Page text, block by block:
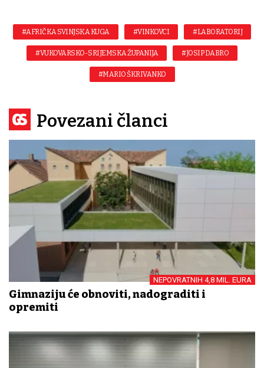
#AFRIČKA SVINJSKA KUGA #VINKOVCI #LABORATORIJ
#VUKOVARSKO-SRIJEMSKA ŽUPANIJA #JOSIP DABRO
#MARIO ŠKRIVANKO
Povezani članci
NEPOVRATNIH 4,8 MIL. EURA
Gimnaziju će obnoviti, nadograditi i
opremiti